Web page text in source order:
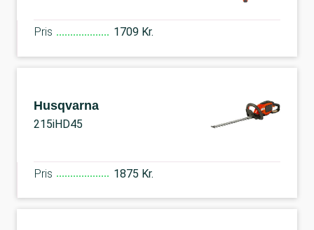
Pris 1709 Kr.
Husqvarna
215iHD45
Pris 1875 Kr.